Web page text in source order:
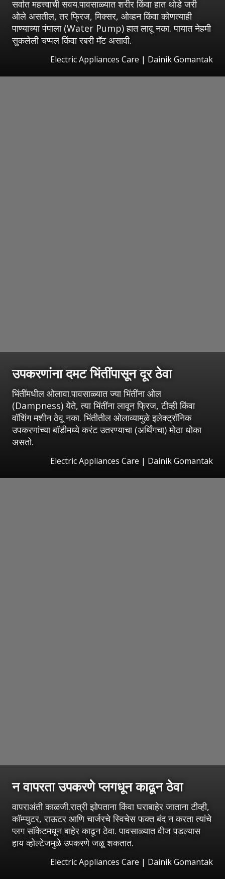
सर्वात महत्त्वाची सवय.पावसाळ्यात शरीर किंवा हात थोडे जरी
ओले असतील, तर फ्रिज, मिक्सर, ओव्हन किंवा कोणत्याही
पाण्याच्या पंपाला (Water Pump) हात लावू नका. पायात नेहमी
सुकलेली चप्पल किंवा रबरी मॅट असावी.
Electric Appliances Care | Dainik Gomantak
उपकरणांना दमट भिंतींपासून दूर ठेवा
भिंतींमधील ओलावा.पावसाळ्यात ज्या भिंतींना ओल
(Dampness) येते, त्या भिंतींना लावून फ्रिज, टीव्ही किंवा
वॉशिंग मशीन ठेवू नका. भिंतीतील ओलाव्यामुळे इलेक्ट्रॉनिक
उपकरणांच्या बॉडीमध्ये करंट उतरण्याचा (अर्थिंगचा) मोठा धोका
असतो.
Electric Appliances Care | Dainik Gomantak
न वापरता उपकरणे प्लगधून काढून ठेवा
वापराअंती काळजी.रात्री झोपताना किंवा घराबाहेर जाताना टीव्ही,
कॉम्प्युटर, राऊटर आणि चार्जरचे स्विचेस फक्त बंद न करता त्यांचे
प्लग सॉकेटमधून बाहेर काढून ठेवा. पावसाळ्यात वीज पडल्यास
हाय व्होल्टेजमुळे उपकरणे जळू शकतात.
Electric Appliances Care | Dainik Gomantak